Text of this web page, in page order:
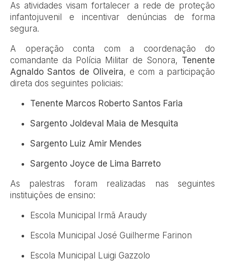
As atividades visam fortalecer a rede de proteção
infantojuvenil e incentivar denúncias de forma
segura.
A operação conta com a coordenação do
comandante da Polícia Militar de Sonora, Tenente
Agnaldo Santos de Oliveira, e com a participação
direta dos seguintes policiais:
Tenente Marcos Roberto Santos Faria
Sargento Joldeval Maia de Mesquita
Sargento Luiz Amir Mendes
Sargento Joyce de Lima Barreto
As palestras foram realizadas nas seguintes
instituições de ensino:
Escola Municipal Irmã Araudy
Escola Municipal José Guilherme Farinon
Escola Municipal Luigi Gazzolo